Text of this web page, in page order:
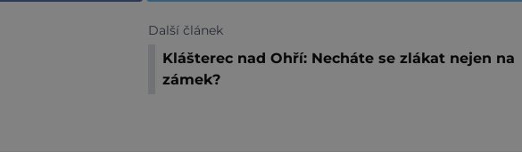
Další článek
Klášterec nad Ohří: Necháte se zlákat nejen na
zámek?